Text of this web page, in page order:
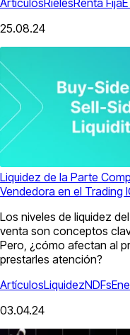
25.08.24
Liquidez de la Parte
Vendedora en el Trading
Los niveles de liquidez
venta son conceptos
Pero, ¿cómo afectan al
prestarles atención?
ArtículosLiquidezNDFs
03.04.24